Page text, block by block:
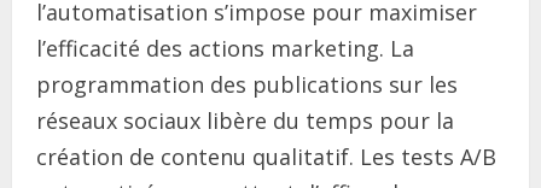
l’automatisation s’impose pour maximiser
l’efficacité des actions marketing. La
programmation des publications sur les
réseaux sociaux libère du temps pour la
création de contenu qualitatif. Les tests A/B